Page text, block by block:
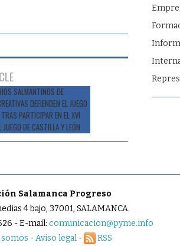
SALMANTINOS DE
DEFIENDEN EL JUEGO
PARTICIPAR EN EL XVI
JUEGO DE CASTILLA Y LEÓN
Salamanca Progreso
4 bajo, 37001, SALAMANCA.
- E-mail: comunicacion@pyme.info
-Aviso legal - RSS